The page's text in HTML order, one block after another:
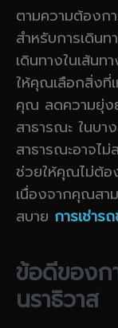
ตามความต้องก
สำหรับการเดิน
เดินทางในเส้น
ให้คุณเลือกสิ่งที่
คุณ ลดความยุ่ง
สาธารณะ ในบ
สาธารณะอาจไ
ช่วยให้คุณไม่ต้อ
เนื่องจากคุณสา
สบาย การเช่าร
ข้อดีของก
นราธิวาส